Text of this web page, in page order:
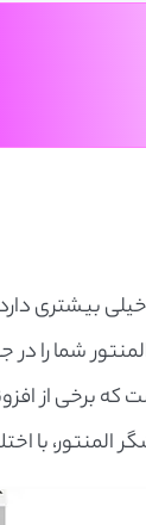
بیشتری
شما را
برخی از
با